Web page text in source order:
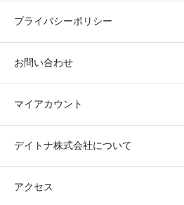
プライバシーポリシー
お問い合わせ
マイアカウント
デイトナ株式会社について
アクセス